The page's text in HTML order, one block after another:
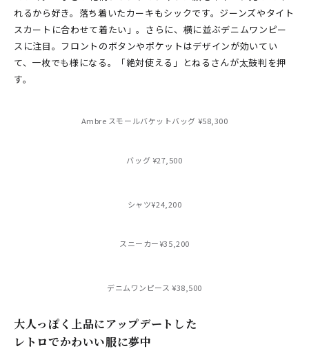
れるから好き。落ち着いたカーキもシックです。ジーンズやタイト
スカートに合わせて着たい」。さらに、横に並ぶデニムワンピー
スに注目。フロントのボタンやポケットはデザインが効いてい
て、一枚でも様になる。「絶対使える」とねるさんが太鼓判を押
す。
Ambre スモールバケットバッグ ¥58,300
バッグ ¥27,500
シャツ¥24,200
スニーカー¥35,200
デニムワンピース ¥38,500
大人っぽく上品にアップデートした
レトロでかわいい服に夢中